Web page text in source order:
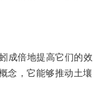
倍地提高它们的效
念，它能够推动土壤